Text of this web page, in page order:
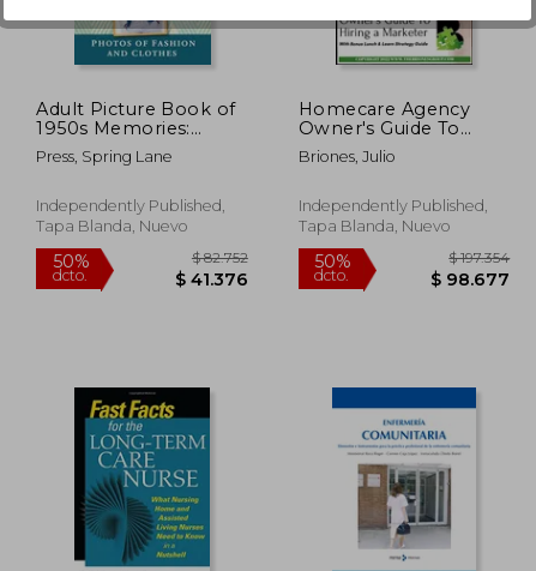
dcto. $ 64.034 dcto.
Adult Picture Book of
1950s Memories:
Photos of Fashion and
Clothes (en Inglés)
Press, Spring Lane
Independently Published,
Tapa Blanda, Nuevo
Homecare Agency
Owner's Guide To
Hiring a Marketer:
With Bonus Lunch &
(en Inglés)
Briones, Julio
Independently Published,
Tapa Blanda, Nuevo